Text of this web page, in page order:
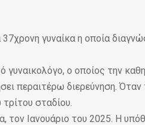
γυναίκα η οποία
ο οποίος την
περαιτέρω διερεύνηση.
σταδίου.
Ιανουάριο του 2025. Η